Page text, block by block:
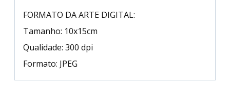
FORMATO DA ARTE DIGITAL:
Tamanho: 10x15cm
Qualidade: 300 dpi
Formato: JPEG